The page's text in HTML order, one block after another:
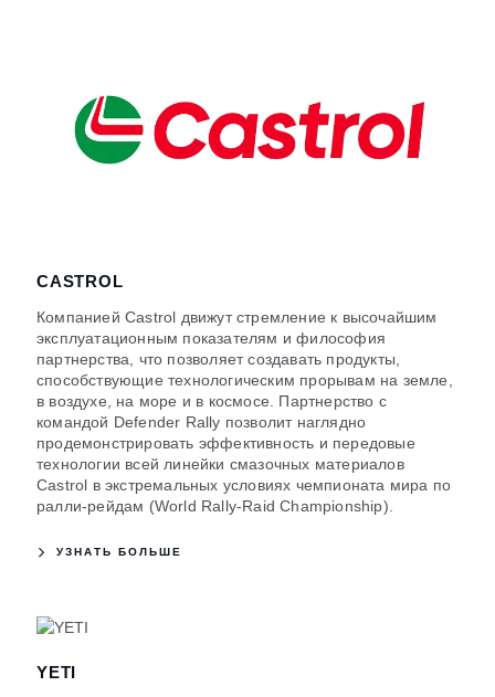
CASTROL
Компанией Castrol движут стремление к высочайшим
эксплуатационным показателям и философия
партнерства, что позволяет создавать продукты,
способствующие технологическим прорывам на земле,
в воздухе, на море и в космосе. Партнерство с
командой Defender Rally позволит наглядно
продемонстрировать эффективность и передовые
технологии всей линейки смазочных материалов
Castrol в экстремальных условиях чемпионата мира по
ралли-рейдам (World Rally-Raid Championship).
УЗНАТЬ БОЛЬШЕ
YETI